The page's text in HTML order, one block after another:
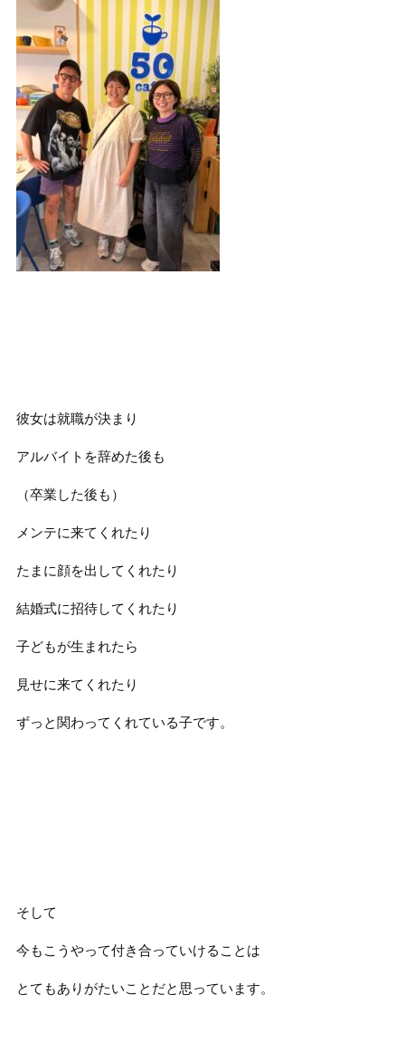
彼女は就職が決まり
アルバイトを辞めた後も
（卒業した後も）
メンテに来てくれたり
たまに顔を出してくれたり
結婚式に招待してくれたり
子どもが生まれたら
見せに来てくれたり
ずっと関わってくれている子です。
そして
今もこうやって付き合っていけることは
とてもありがたいことだと思っています。